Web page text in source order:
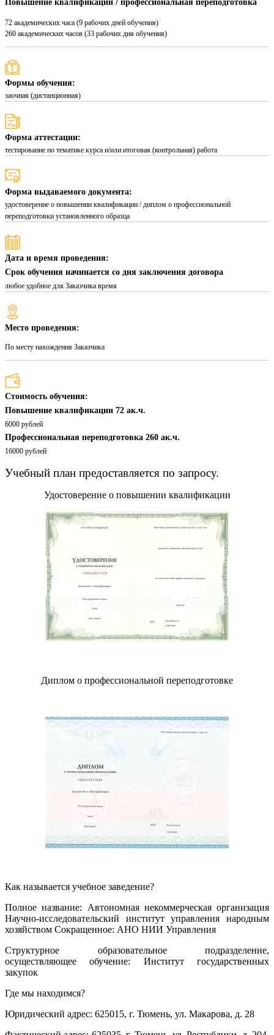
Повышение квалификации / профессиональная переподготовка
72 академических часа (9 рабочих дней обучения)
260 академических часов (33 рабочих дня обучения)
Формы обучения:
заочная (дистанционная)
Форма аттестации:
тестирование по тематике курса и/или итоговая (контрольная) работа
Форма выдаваемого документа:
удостоверение о повышении квалификации / диплом о профессиональной
переподготовки установленного образца
Дата и время проведения:
Срок обучения начинается со дня заключения договора
любое удобное для Заказчика время
Место проведения:
По месту нахождения Заказчика
Стоимость обучения:
Повышение квалификации 72 ак.ч.
6000 рублей
Профессиональная переподготовка 260 ак.ч.
16000 рублей
Учебный план предоставляется по запросу.
Удостоверение о повышении квалификации
Диплом о профессиональной переподготовке
Как называется учебное заведение?
Полное название: Автономная некоммерческая организация
Научно-исследовательский институт управления народным
хозяйством Сокращенное: АНО НИИ Управления
Структурное образовательное подразделение,
осуществляющее обучение: Институт государственных
закупок
Где мы находимся?
Юридический адрес: 625015, г. Тюмень, ул. Макарова, д. 28